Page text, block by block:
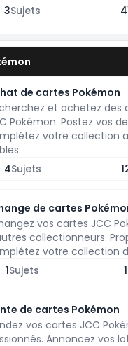
3Sujets
de cartes Pokémon
et achetez des
Pokémon. Postez vos
votre collection
4Sujets
de cartes
vos cartes JCC
collectionneurs.
votre collection
1Sujets 1
de cartes Pokémon
vos cartes JCC
Annoncez vos